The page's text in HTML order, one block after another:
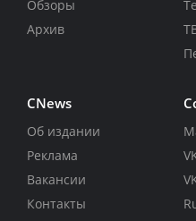
Обзоры
Архив
CNews
Об издании
Реклама
Вакансии
Контакты